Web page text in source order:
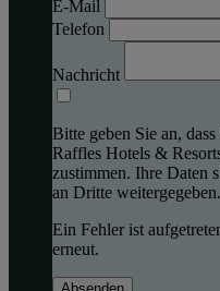
E-Mail
Telefon
Nachricht
Bitte geben Sie an,
Raffles Hotels &
zustimmen. Ihre Daten
an Dritte weitergegeben.
Ein Fehler ist
erneut.